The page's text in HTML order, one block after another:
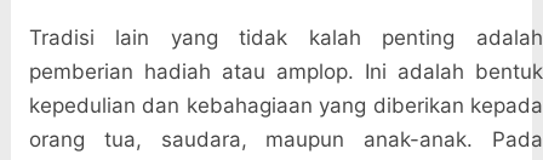
Tradisi lain yang tidak kalah penting adalah
pemberian hadiah atau amplop. Ini adalah bentuk
kepedulian dan kebahagiaan yang diberikan kepada
orang tua, saudara, maupun anak-anak. Pada